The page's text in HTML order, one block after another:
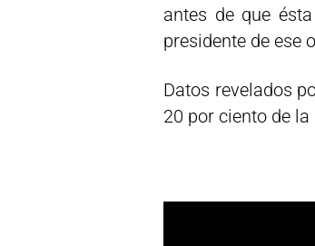
antes de que
presidente de ese
Datos revelados
20 por ciento de